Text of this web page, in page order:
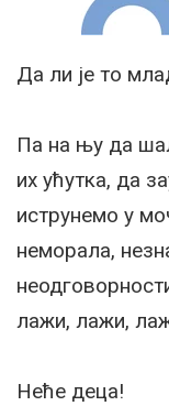
Да ли је то
Па на њу да
их ућутка, да
иструнемо у
неморала,
лажи, лажи,
Неће деца!